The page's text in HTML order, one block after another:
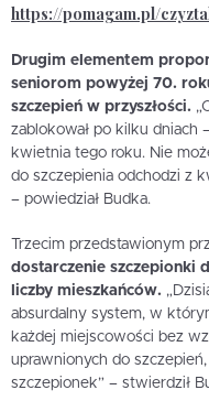
https://pomagam.pl/
Drugim elementem
seniorom powyżej 70.
szczepień w przyszłości.
zablokował po kilku dniach
kwietnia tego roku. Nie
do szczepienia odchodzi z
– powiedział Budka.
Trzecim przedstawionym
dostarczenie szczepionki
liczby mieszkańców.
absurdalny system, w
każdej miejscowości bez
uprawnionych do
szczepionek” – stwierdził